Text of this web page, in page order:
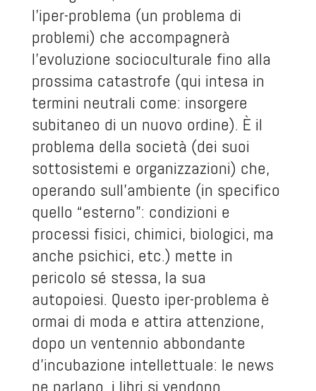
l’iper-problema (un problema di
problemi) che accompagnerà
l’evoluzione socioculturale fino alla
prossima catastrofe (qui intesa in
termini neutrali come: insorgere
subitaneo di un nuovo ordine). È il
problema della società (dei suoi
sottosistemi e organizzazioni) che,
operando sull’ambiente (in specifico
quello “esterno”: condizioni e
processi fisici, chimici, biologici, ma
anche psichici, etc.) mette in
pericolo sé stessa, la sua
autopoiesi. Questo iper-problema è
ormai di moda e attira attenzione,
dopo un ventennio abbondante
d’incubazione intellettuale: le news
ne parlano, i libri si vendono,